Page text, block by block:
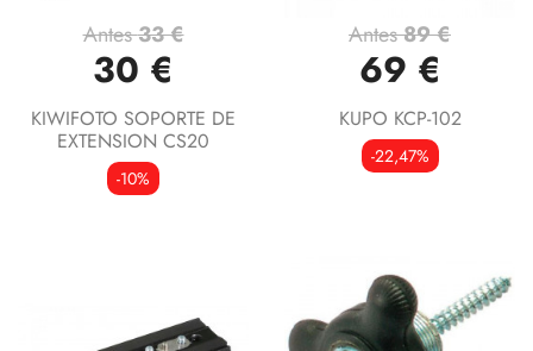
Antes33 €
30 €
KIWIFOTO SOPORTE DE
EXTENSION CS20
-10%
Antes89 €
69 €
KUPO KCP-102
-22,47%